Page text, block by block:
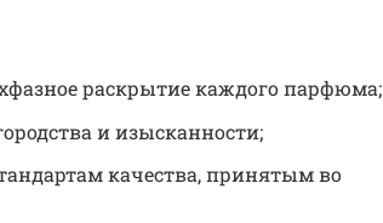
раскрытие каждого парфюма;
и изысканности;
качества, принятым во